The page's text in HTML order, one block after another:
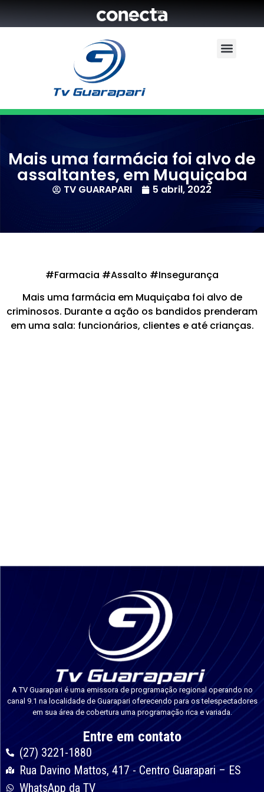
Mais uma farmácia foi alvo de
assaltantes, em Muquiçaba
TV GUARAPARI 5 abril, 2022
#Farmacia #Assalto #Insegurança
Mais uma farmácia em Muquiçaba foi alvo de
criminosos. Durante a ação os bandidos prenderam
em uma sala: funcionários, clientes e até crianças.
A TV Guarapari é uma emissora de programação regional operando no
canal 9.1 na localidade de Guarapari oferecendo para os telespectadores
em sua área de cobertura uma programação rica e variada.
Entre em contato
(27) 3221-1880
Rua Davino Mattos, 417 - Centro Guarapari – ES
WhatsApp da TV